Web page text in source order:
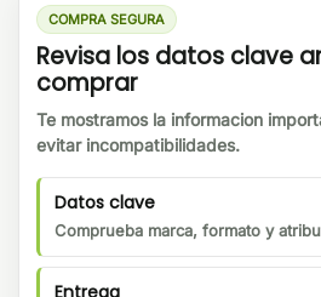
COMPRA SEGURA
Revisa los datos clave
comprar
Te mostramos la informacion
evitar incompatibilidades.
Datos clave
Comprueba marca, formato y